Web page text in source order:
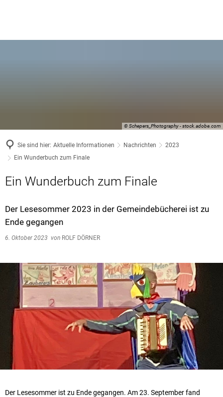
© Schepers_Photography - stock.adobe.com
Sie sind hier: Aktuelle Informationen Nachrichten
2023
Ein Wunderbuch zum Finale
Ein Wunderbuch zum Finale
Der Lesesommer 2023 in der Gemeindebücherei ist zu
Ende gegangen
6. Oktober 2023 von ROLF DÖRNER
Der Lesesommer ist zu Ende gegangen. Am 23. September fand